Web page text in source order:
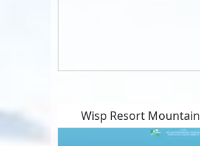
Wisp Resort Mountain